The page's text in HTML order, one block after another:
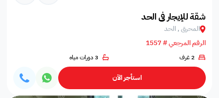
شقة للإيجار في الحد
المحرق , الحد
الرقم المرجعي # 1557
2 غرف 3 دورات مياه
استأجر الآن